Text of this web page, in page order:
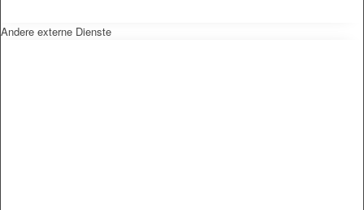
Andere externe Dienste